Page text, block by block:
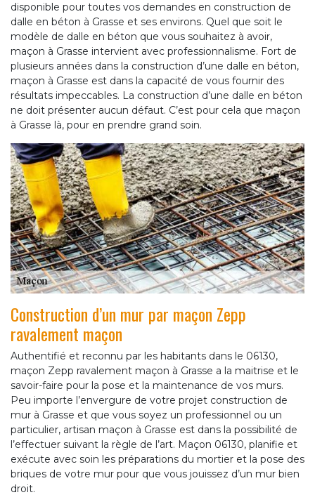
disponible pour toutes vos demandes en construction de
dalle en béton à Grasse et ses environs. Quel que soit le
modèle de dalle en béton que vous souhaitez à avoir,
maçon à Grasse intervient avec professionnalisme. Fort de
plusieurs années dans la construction d’une dalle en béton,
maçon à Grasse est dans la capacité de vous fournir des
résultats impeccables. La construction d’une dalle en béton
ne doit présenter aucun défaut. C’est pour cela que maçon
à Grasse là, pour en prendre grand soin.
Construction d’un mur par maçon Zepp
ravalement maçon
Authentifié et reconnu par les habitants dans le 06130,
maçon Zepp ravalement maçon à Grasse a la maitrise et le
savoir-faire pour la pose et la maintenance de vos murs.
Peu importe l’envergure de votre projet construction de
mur à Grasse et que vous soyez un professionnel ou un
particulier, artisan maçon à Grasse est dans la possibilité de
l’effectuer suivant la règle de l’art. Maçon 06130, planifie et
exécute avec soin les préparations du mortier et la pose des
briques de votre mur pour que vous jouissez d’un mur bien
droit.